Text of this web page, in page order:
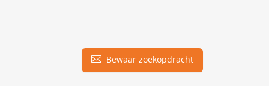
Bewaar zoekopdracht